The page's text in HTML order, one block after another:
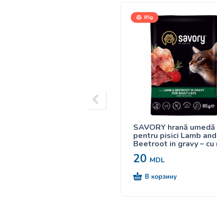
85g
SAVORY hrană umedă
pentru pisici Lamb and
Beetroot in gravy – cu
și sfeclă în sos 85g
20 MDL
В корзину